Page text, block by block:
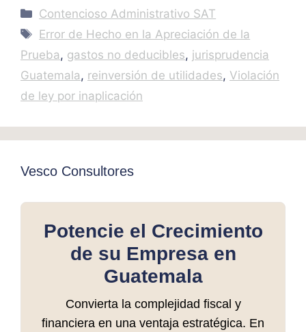
Categories
Contencioso Administrativo SAT
Tags
Error de Hecho en la Apreciación de la
Prueba, gastos no deducibles, jurisprudencia
Guatemala, reinversión de utilidades, Violación
de ley por inaplicación
Vesco Consultores
Potencie el Crecimiento
de su Empresa en
Guatemala
Convierta la complejidad fiscal y
financiera en una ventaja estratégica. En